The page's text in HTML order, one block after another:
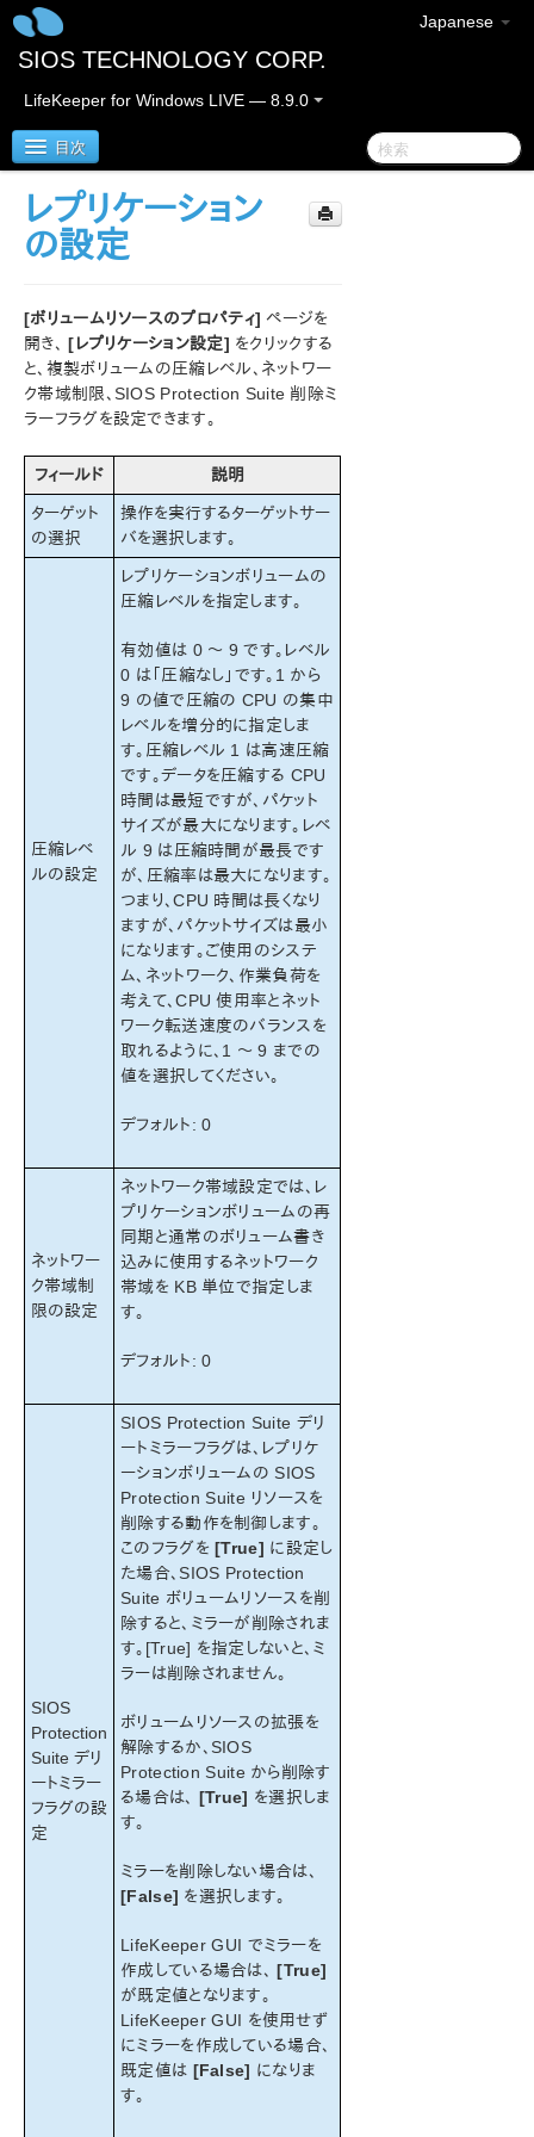
Japanese
SIOS TECHNOLOGY CORP.
LifeKeeper for Windows LIVE — 8.9.0
目次
LifeKeeper for Windows
LifeKeeper for Windows クイックスタートガイド
クラウド環境における LifeKeeper for Windows の利用
について
LifeKeeper for Windows インストレーションガイド
LifeKeeper for Windows テクニカルドキュメンテーショ
ン
LifeKeeper for Windowsについて
構成
ユーザガイド
LifeKeeper GUI
共通タスク
オペレータタスク
詳細項目
メンテナンス作業
データレプリケーション
複製ボリュームリソースの監視
レプリケーションの設定
複製ボリュームの操作
スプリットブレインとは
スプリットブレインリカバリ
DataKeeper
トラブルシューティング
総合メッセージカタログ
LifeKeeper for Windowsサポートマトリックス
LifeKeeper Single Server Protection for Windows
LifeKeeper Single Server Protection for Windows
PDFでダウンロード
レプリケーション
の設定
[ボリュームリソースのプロパティ] ページを
開き、[レプリケーション設定] をクリックする
と、複製ボリュームの圧縮レベル、ネットワー
ク帯域制限、SIOS Protection Suite 削除ミ
ラーフラグを設定できます。
フィールド
説明
ターゲット
の選択
操作を実行するターゲットサー
バを選択します。
圧縮レベ
ルの設定
レプリケーションボリュームの
圧縮レベルを指定します。
有効値は 0 ～ 9 です。レベル
0 は「圧縮なし」です。1 から
9 の値で圧縮の CPU の集中
レベルを増分的に指定しま
す。圧縮レベル 1 は高速圧縮
です。データを圧縮する CPU
時間は最短ですが、パケット
サイズが最大になります。レベ
ル 9 は圧縮時間が最長です
が、圧縮率は最大になります。
つまり、CPU 時間は長くなり
ますが、パケットサイズは最小
になります。ご使用のシステ
ム、ネットワーク、作業負荷を
考えて、CPU 使用率とネット
ワーク転送速度のバランスを
取れるように、1 ～ 9 までの
値を選択してください。
デフォルト: 0
ネットワー
ク帯域制
限の設定
ネットワーク帯域設定では、レ
プリケーションボリュームの再
同期と通常のボリューム書き
込みに使用するネットワーク
帯域を KB 単位で指定しま
す。
デフォルト: 0
SIOS
Protection
Suite デリ
ートミラー
フラグの設
定
SIOS Protection Suite デリ
ートミラーフラグは、レプリケ
ーションボリュームの SIOS
Protection Suite リソースを
削除する動作を制御します。
このフラグを[True] に設定し
た場合、SIOS Protection
Suite ボリュームリソースを削
除すると、ミラーが削除されま
す。[True] を指定しないと、ミ
ラーは削除されません。
ボリュームリソースの拡張を
解除するか、SIOS
Protection Suite から削除す
る場合は、 [True] を選択しま
す。
ミラーを削除しない場合は、
[False] を選択します。
LifeKeeper GUI でミラーを
作成している場合は、[True]
が既定値となります。
LifeKeeper GUI を使用せず
にミラーを作成している場合、
既定値は [False] になりま
す。